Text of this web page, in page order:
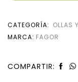
CATEGORÍA: OLLAS
MARCA: FAGOR
COMPARTIR: